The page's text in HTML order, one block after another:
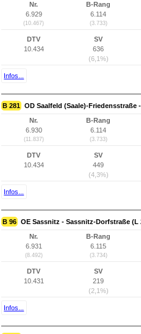
Nr.
6.929
(10.467)
B-Rang
6.114
(3.733)
DTV
10.434
SV
636
(6,1%)
Infos...
B 281 OD Saalfeld (Saale)-Friedensstraße
Nr.
6.930
(11.837)
B-Rang
6.114
(3.733)
DTV
10.434
SV
449
(4,3%)
Infos...
B 96 OE Sassnitz - Sassnitz-Dorfstraße (L
Nr.
6.931
(8.492)
B-Rang
6.115
(3.734)
DTV
10.431
SV
219
(2,1%)
Infos...